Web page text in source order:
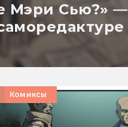
Мэри Сью?» —
Комиксы